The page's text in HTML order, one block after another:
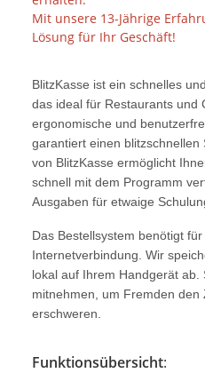
Mit unsere 13-Jährige
Lösung für Ihr Geschäft!
BlitzKasse ist ein schnelles
das ideal für Restaurants und
ergonomische und
garantiert einen
von BlitzKasse ermöglicht
schnell mit dem Programm
Ausgaben für etwaige
Das Bestellsystem benötigt
Internetverbindung. Wir
lokal auf Ihrem Handgerät
mitnehmen, um Fremden den
erschweren.
Funktionsübersicht: